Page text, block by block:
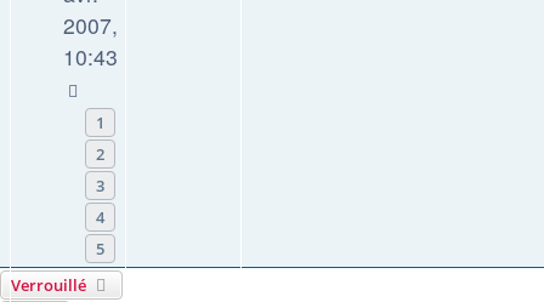
2007,
10:43
1
2
3
4
5
Verrouillé